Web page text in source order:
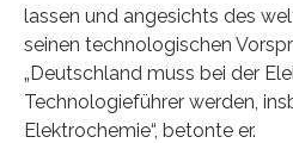
lassen und angesichts des
seinen technologischen
„Deutschland muss bei der
Technologieführer werden,
Elektrochemie“, betonte er.